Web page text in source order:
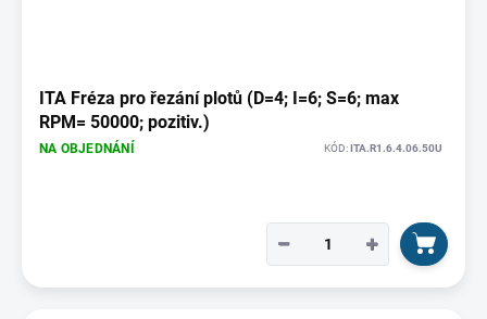
ITA Fréza pro řezání plotů (D=4; I=6; S=6; max
RPM= 50000; pozitiv.)
NA OBJEDNÁNÍ KÓD: ITA.R1.6.4.06.50U
+
−